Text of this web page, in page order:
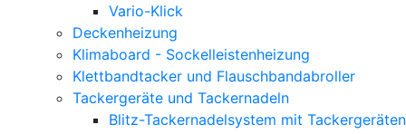
Vario-Klick
Deckenheizung
Klimaboard - Sockelleistenheizung
Klettbandtacker und Flauschbandabroller
Tackergeräte und Tackernadeln
Blitz-Tackernadelsystem mit Tackergeräten